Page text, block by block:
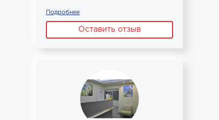
Подробнее
Оставить отзыв